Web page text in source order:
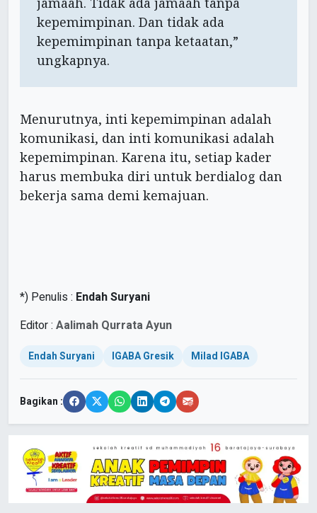
kepemimpinan. Dan tidak ada
kepemimpinan tanpa ketaatan,”
ungkapnya.
Menurutnya, inti kepemimpinan adalah
komunikasi, dan inti komunikasi adalah
kepemimpinan. Karena itu, setiap kader
harus membuka diri untuk berdialog dan
bekerja sama demi kemajuan.
*) Penulis : Endah Suryani
Editor : Aalimah Qurrata Ayun
Endah Suryani IGABA Gresik Milad IGABA
Bagikan :